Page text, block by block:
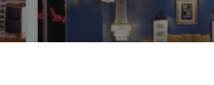
LONG STAY BB